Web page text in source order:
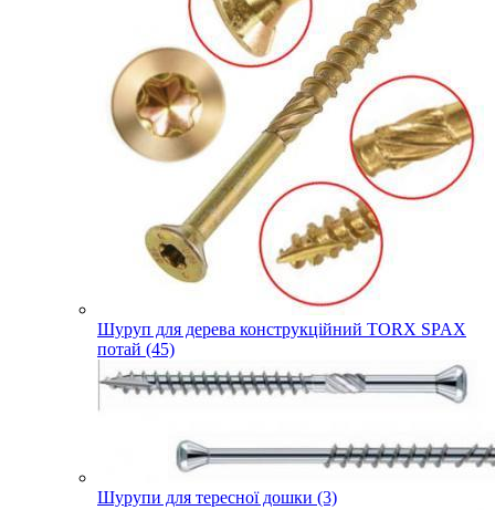
Шуруп для дерева конструкційний TORX SPAX
потай (45)
Шурупи для тересної дошки (3)